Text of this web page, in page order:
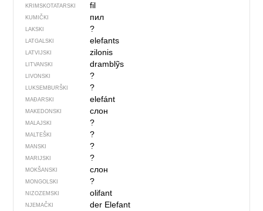
KRIMSKOTATARSKI fil
KUMIČKI пил
LAKSKI ?
LATGALSKI elefants
LATVIJSKI zilonis
LITVANSKI dramblỹs
LIVONSKI ?
LUKSEMBURŠKI ?
MAĐARSKI elefánt
MAKEDONSKI слон
MALAJSKI ?
MALTEŠKI ?
MANSKI ?
MARIJSKI ?
MOKŠANSKI слон
MONGOLSKI ?
NIZOZEMSKI olifant
NJEMAČKI der Elefant